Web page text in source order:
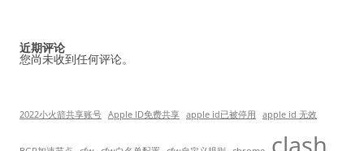
近期评论
您尚未收到任何评论。
2022小火箭共享账号 Apple ID免费共享 apple id已被停用 apple id 无效